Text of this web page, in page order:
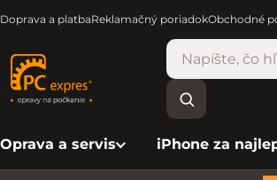
Doprava a platbaReklamačný poriadokObchodné
Oprava a servis iPhone za